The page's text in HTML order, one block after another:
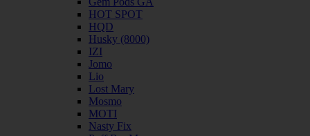
HOT SPOT
HQD
Husky (8000)
IZI
Jomo
Lio
Lost Mary
Mosmo
MOTI
Nasty Fix